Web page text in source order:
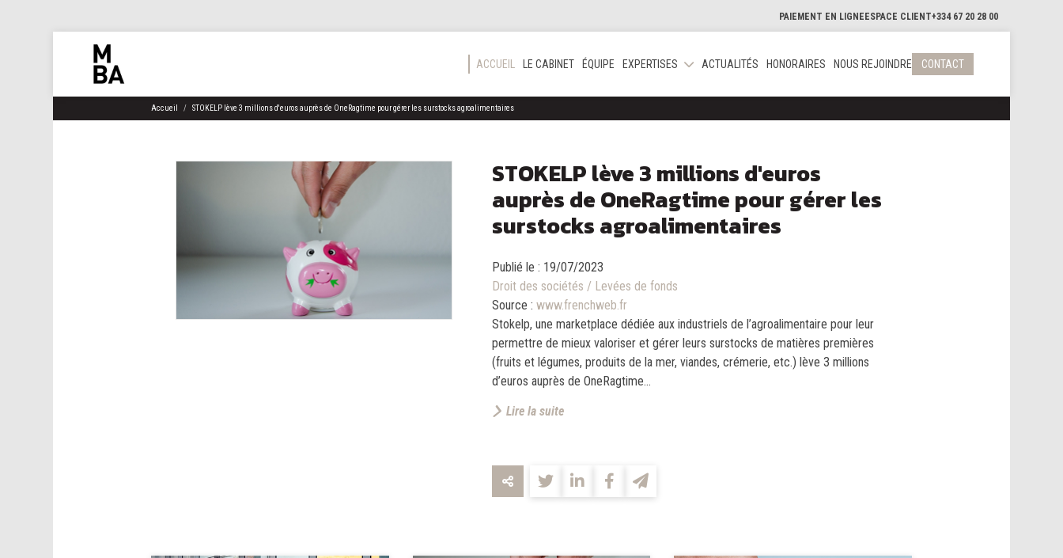
PAIEMENT EN LIGNE ESPACE CLIENT+334 67 20 28 00
ACCUEIL LE CABINET ÉQUIPE EXPERTISES ACTUALITÉS HONORAIRES NOUS REJOINDRE CONTACT
Accueil STOKELP lève 3 millions d'euros auprès de OneRagtime pour gérer les surstocks agroalimentaires
STOKELP lève 3 millions d'euros
auprès de OneRagtime pour gérer les
surstocks agroalimentaires
Publié le : 19/07/2023
Droit des sociétés / Levées de fonds
Source : www.frenchweb.fr
Stokelp, une marketplace dédiée aux industriels de l’agroalimentaire pour leur
permettre de mieux valoriser et gérer leurs surstocks de matières premières
(fruits et légumes, produits de la mer, viandes, crémerie, etc.) lève 3 millions
d’euros auprès de OneRagtime...
Lire la suite